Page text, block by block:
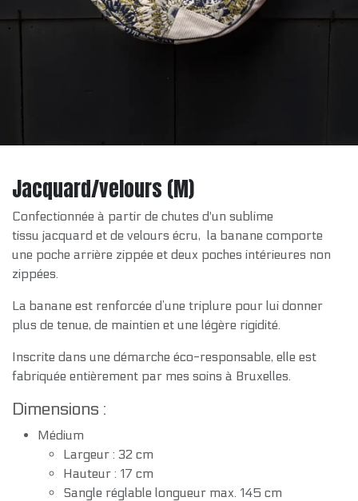
Jacquard/velours (M)
Confectionnée à partir de chutes d'un sublime
tissu jacquard et de velours écru, la banane comporte
une poche arrière zippée et deux poches intérieures non
zippées.
La banane est renforcée d’une triplure pour lui donner
plus de tenue, de maintien et une légère rigidité.
Inscrite dans une démarche éco-responsable, elle est
fabriquée entièrement par mes soins à Bruxelles.
Dimensions :
Médium
Largeur : 32 cm
Hauteur : 17 cm
Sangle réglable longueur max. 145 cm